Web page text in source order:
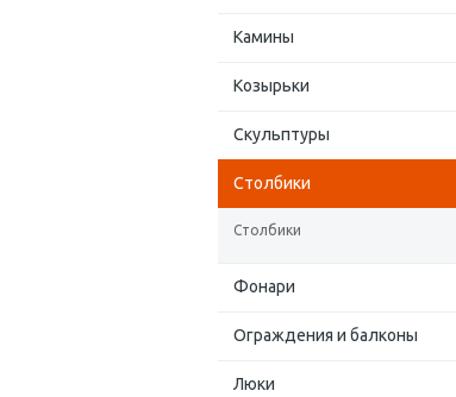
Камины
Козырьки
Скульптуры
Столбики
Столбики
Фонари
Ограждения и балконы
Люки